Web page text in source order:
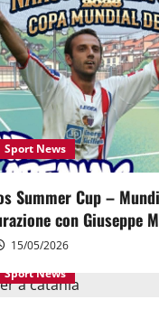
Sport News
Summer Cup –
con Giuseppe
15/05/2026
Sport News